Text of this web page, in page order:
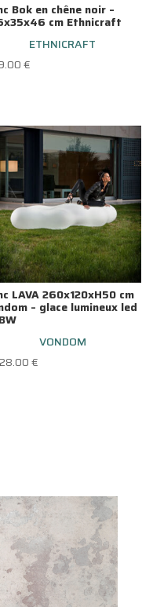
Bok en chêne noir –
cm Ethnicraft
ETHNICRAFT
€
LAVA 260x120xH50 cm
– glace lumineux led
VONDOM
€